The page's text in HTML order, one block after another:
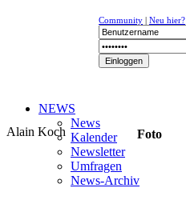
Community | Neu hier?
NEWS
News
Kalender
Newsletter
Umfragen
News-Archiv
Alain Koch Foto